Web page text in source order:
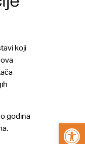
koji
godina